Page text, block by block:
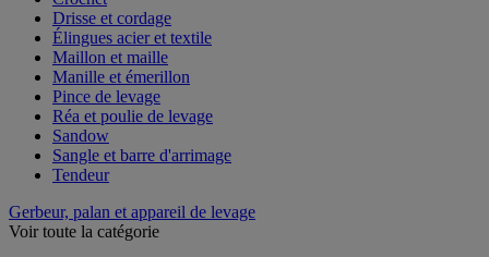
Drisse et cordage
Élingues acier et textile
Maillon et maille
Manille et émerillon
Pince de levage
Réa et poulie de levage
Sandow
Sangle et barre d'arrimage
Tendeur
Gerbeur, palan et appareil de levage
Voir toute la catégorie